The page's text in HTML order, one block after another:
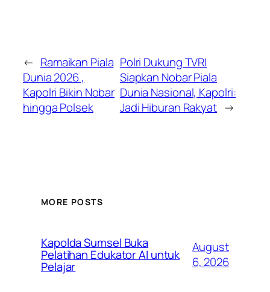
← Ramaikan Piala
Dunia 2026 ,
Kapolri Bikin Nobar
hingga Polsek
Polri Dukung TVRI
Siapkan Nobar Piala
Dunia Nasional, Kapolri:
Jadi Hiburan Rakyat →
MORE POSTS
Kapolda Sumsel Buka
Pelatihan Edukator AI untuk
Pelajar
August
6, 2026